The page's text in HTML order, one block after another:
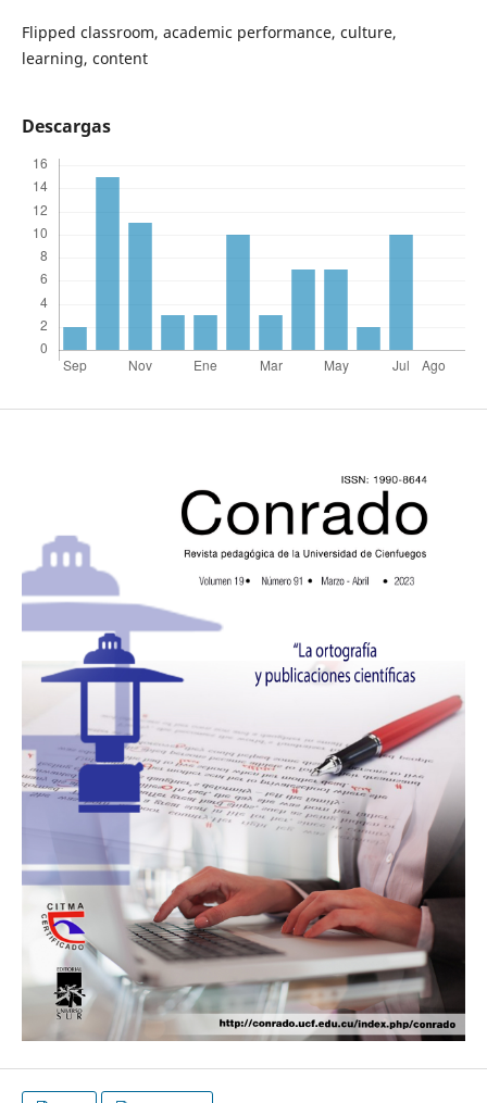
Flipped classroom, academic performance, culture,
learning, content
Descargas